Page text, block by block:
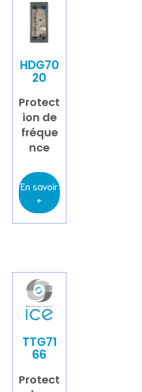
HDG70
20
Protect
ion de
fréque
nce
En savoir
+
TTG71
66
Protect